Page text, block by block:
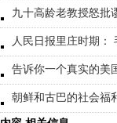
九十高龄老教授怒批
人民日报里庄时期：
告诉你一个真实的美
朝鲜和古巴的社会福